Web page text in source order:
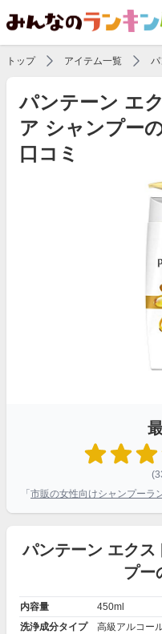
トップ アイテム一覧 パ
パンテーン エ
ア シャンプー
口コミ
「 市販の女性向けシャンプーラ
パンテーン エクス
プー
内容量
450ml
洗浄成分タイプ
高級アルコー